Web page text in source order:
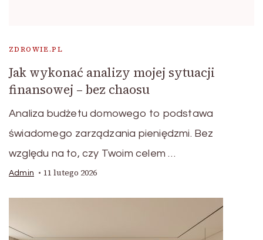
ZDROWIE.PL
Jak wykonać analizy mojej sytuacji
finansowej – bez chaosu
Analiza budżetu domowego to podstawa
świadomego zarządzania pieniędzmi. Bez
względu na to, czy Twoim celem …
Admin 11 lutego 2026